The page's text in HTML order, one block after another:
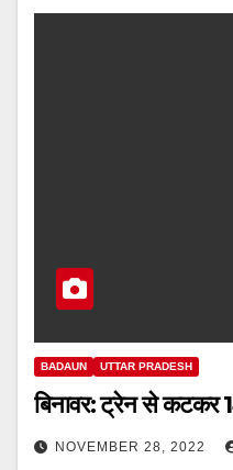
BADAUN UTTAR PRADESH
बिनावर: ट्रेन से कटकर
NOVEMBER 28, 2022